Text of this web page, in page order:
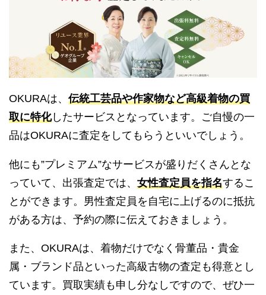
OKURAは、 伝統工芸品や作家物など高級着物の買
取に特化したサービスとなっています。ご自慢の一
品はOKURAに査定をしてもらうといいでしょう。
他にも”プレミアム”なサービスが盛りだくさんとな
っていて、出張査定では、 女性査定員を指名するこ
とができます。男性査定員を自宅に上げるのに抵抗
がある方は、予約の際に伝えておきましょう。
また、OKURAは、着物だけでなく骨董品・貴金
属・ブランド品といった高級古物の査定も得意とし
ています。買取実績も申し分なしですので、ぜひ一